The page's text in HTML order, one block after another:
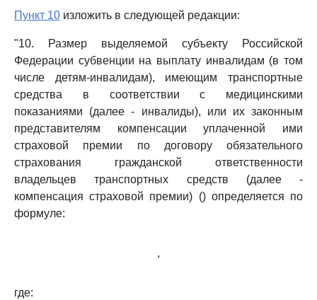
Пункт 10 изложить в следующей редакции:
"10. Размер выделяемой субъекту Российской
Федерации субвенции на выплату инвалидам (в том
числе детям-инвалидам), имеющим транспортные
средства в соответствии с медицинскими
показаниями (далее - инвалиды), или их законным
представителям компенсации уплаченной ими
страховой премии по договору обязательного
страхования гражданской ответственности
владельцев транспортных средств (далее -
компенсация страховой премии) () определяется по
формуле:
,
где: